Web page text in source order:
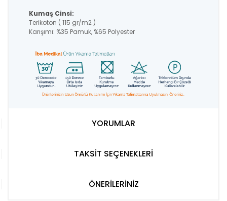
Kumaş Cinsi:
Terikoton ( 115 gr/m2 )
Karışımı: %35 Pamuk, %65 Polyester
YORUMLAR
TAKSİT SEÇENEKLERİ
ÖNERİLERİNİZ